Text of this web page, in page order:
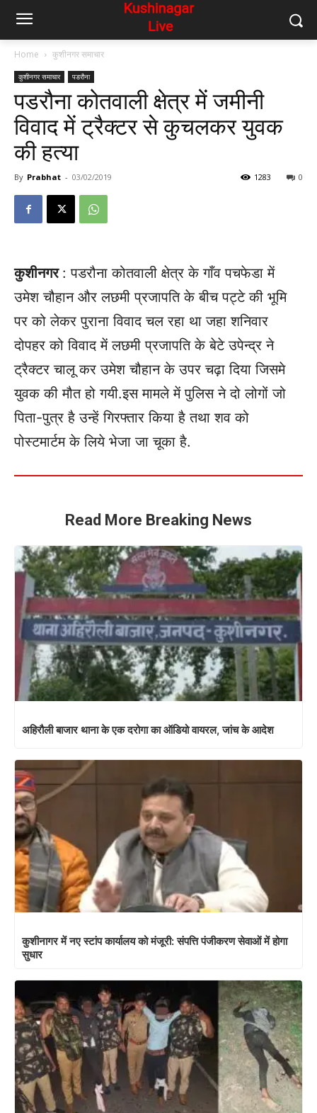
Home कुशीनगर समाचार
कुशीनगर समाचार पडरौना
पडरौना कोतवाली क्षेत्र में जमीनी
विवाद में ट्रैक्टर से कुचलकर युवक
की हत्या
By Prabhat - 03/02/2019 0
1283
कुशीनगर : पडरौना कोतवाली क्षेत्र के गाँव पचफेडा में
उमेश चौहान और लछमी प्रजापति के बीच पट्टे की भूमि
पर को लेकर पुराना विवाद चल रहा था जहा शनिवार
दोपहर को विवाद में लछमी प्रजापति के बेटे उपेन्द्र ने
ट्रैक्टर चालू कर उमेश चौहान के उपर चढ़ा दिया जिसमे
युवक की मौत हो गयी.इस मामले में पुलिस ने दो लोगों जो
पिता-पुत्र है उन्हें गिरफ्तार किया है तथा शव को
पोस्टमार्टम के लिये भेजा जा चूका है.
Read More Breaking News
अहिरौली बाजार थाना के एक दरोगा का ऑडियो वायरल, जांच के आदेश
कुशीनागर में नए स्टांप कार्यालय को मंजूरी: संपत्ति पंजीकरण सेवाओं में होगा
सुधार